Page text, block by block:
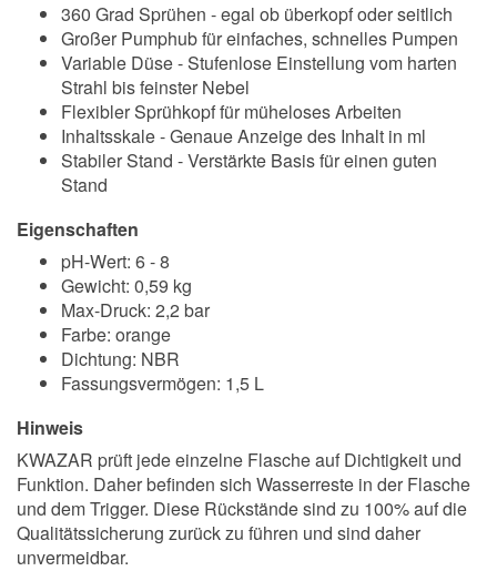
360 Grad Sprühen - egal ob überkopf oder seitlich
Großer Pumphub für einfaches, schnelles Pumpen
Variable Düse - Stufenlose Einstellung vom harten
Strahl bis feinster Nebel
Flexibler Sprühkopf für müheloses Arbeiten
Inhaltsskale - Genaue Anzeige des Inhalt in ml
Stabiler Stand - Verstärkte Basis für einen guten
Stand
Eigenschaften
pH-Wert: 6 - 8
Gewicht: 0,59 kg
Max-Druck: 2,2 bar
Farbe: orange
Dichtung: NBR
Fassungsvermögen: 1,5 L
Hinweis
KWAZAR prüft jede einzelne Flasche auf Dichtigkeit und
Funktion. Daher befinden sich Wasserreste in der Flasche
und dem Trigger. Diese Rückstände sind zu 100% auf die
Qualitätssicherung zurück zu führen und sind daher
unvermeidbar.